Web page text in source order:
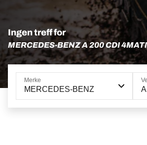
Ingen treff for
MERCEDES-BENZ A 200 CDI
Merke
MERCEDES-BENZ